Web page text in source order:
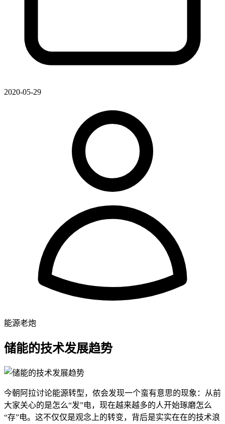
2020-05-29
能源老炮
储能的技术发展趋势
今朝阿拉讨论能源转型，侬会发现一个蛮有意思的现象：从前
大家关心的是怎么“发”电，现在越来越多的人开始琢磨怎么
“存”电。这不仅仅是观念上的转变，背后是实实在在的技术浪